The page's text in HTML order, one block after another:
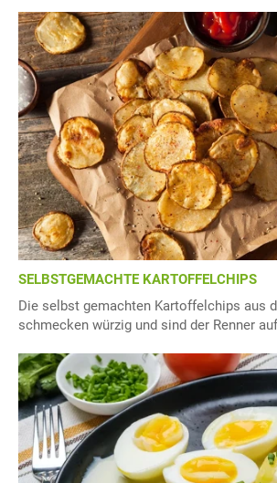
SELBSTGEMACHTE KARTOFFELCHIPS
Die selbst gemachten Kartoffelchips aus
schmecken würzig und sind der Renner